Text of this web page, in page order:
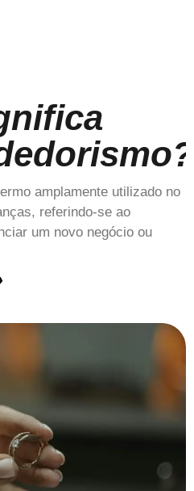
amplamente utilizado no
referindo-se ao
um novo negócio ou